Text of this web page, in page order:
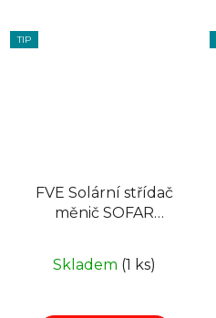
TIP
FVE Solární střídač
měnič SOFAR
Skladem (1 ks)